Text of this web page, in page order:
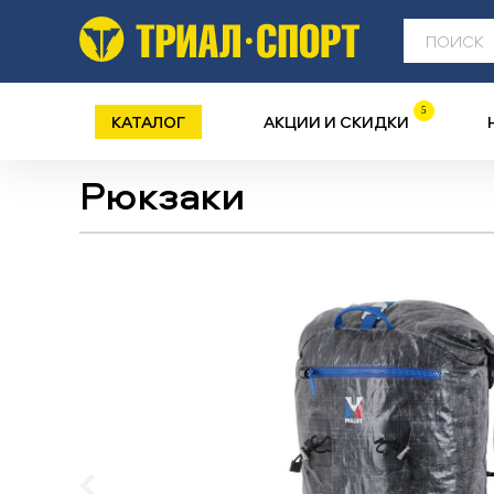
КАТАЛОГ АКЦИИ И СКИДКИ 5
Рюкзаки